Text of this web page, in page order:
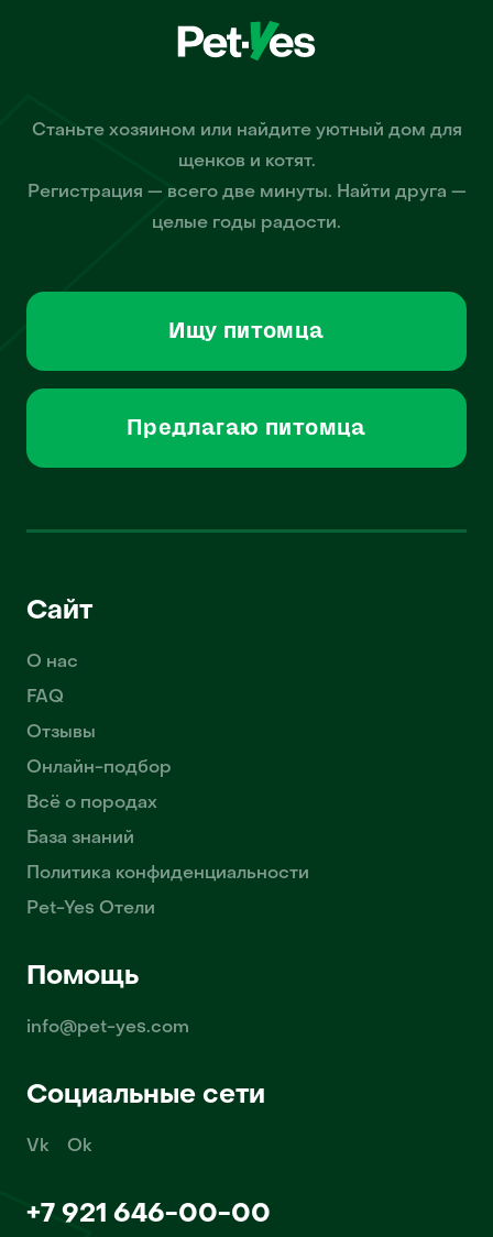
Станьте хозяином или найдите уютный дом для
щенков и котят.
Регистрация — всего две минуты. Найти друга —
целые годы радости.
Ищу питомца
Предлагаю питомца
Сайт
О нас
FAQ
Отзывы
Онлайн-подбор
Всё о породах
База знаний
Политика конфиденциальности
Pet-Yes Отели
Помощь
info@pet-yes.com
Социальные сети
Vk Ok
+7 921 646-00-00